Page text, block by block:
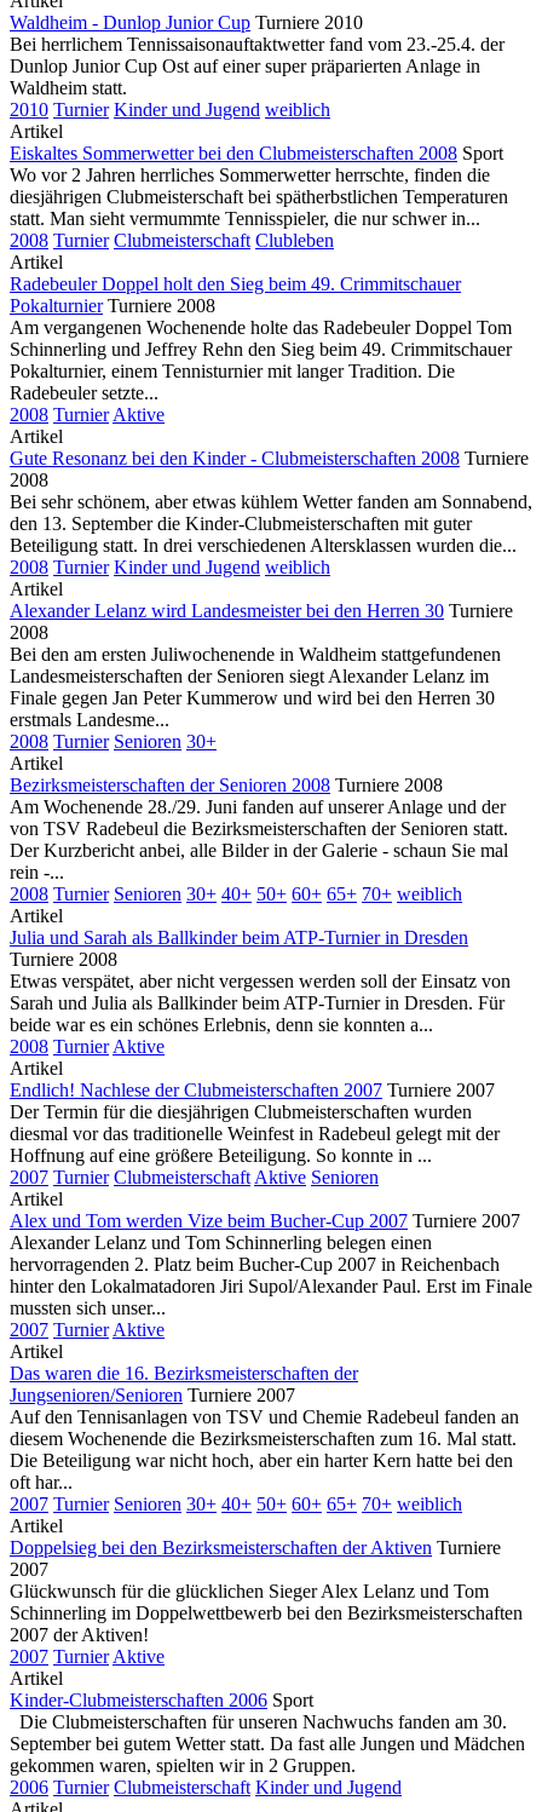
Waldheim - Dunlop Junior Cup Turniere 2010
Bei herrlichem Tennissaisonauftaktwetter fand vom 23.-25.4. der
Dunlop Junior Cup Ost auf einer super präparierten Anlage in
Waldheim statt.
2010 Turnier Kinder und Jugend weiblich
Artikel
Eiskaltes Sommerwetter bei den Clubmeisterschaften 2008 Sport
Wo vor 2 Jahren herrliches Sommerwetter herrschte, finden die
diesjährigen Clubmeisterschaft bei spätherbstlichen Temperaturen
statt. Man sieht vermummte Tennisspieler, die nur schwer in...
2008 Turnier Clubmeisterschaft Clubleben
Artikel
Radebeuler Doppel holt den Sieg beim 49. Crimmitschauer
Pokalturnier Turniere 2008
Am vergangenen Wochenende holte das Radebeuler Doppel Tom
Schinnerling und Jeffrey Rehn den Sieg beim 49. Crimmitschauer
Pokalturnier, einem Tennisturnier mit langer Tradition. Die
Radebeuler setzte...
2008 Turnier Aktive
Artikel
Gute Resonanz bei den Kinder - Clubmeisterschaften 2008 Turniere
2008
Bei sehr schönem, aber etwas kühlem Wetter fanden am Sonnabend,
den 13. September die Kinder-Clubmeisterschaften mit guter
Beteiligung statt. In drei verschiedenen Altersklassen wurden die...
2008 Turnier Kinder und Jugend weiblich
Artikel
Alexander Lelanz wird Landesmeister bei den Herren 30 Turniere
2008
Bei den am ersten Juliwochenende in Waldheim stattgefundenen
Landesmeisterschaften der Senioren siegt Alexander Lelanz im
Finale gegen Jan Peter Kummerow und wird bei den Herren 30
erstmals Landesme...
2008 Turnier Senioren 30+
Artikel
Bezirksmeisterschaften der Senioren 2008 Turniere 2008
Am Wochenende 28./29. Juni fanden auf unserer Anlage und der
von TSV Radebeul die Bezirksmeisterschaften der Senioren statt.
Der Kurzbericht anbei, alle Bilder in der Galerie - schaun Sie mal
rein -...
2008 Turnier Senioren 30+ 40+ 50+ 60+ 65+ 70+ weiblich
Artikel
Julia und Sarah als Ballkinder beim ATP-Turnier in Dresden
Turniere 2008
Etwas verspätet, aber nicht vergessen werden soll der Einsatz von
Sarah und Julia als Ballkinder beim ATP-Turnier in Dresden. Für
beide war es ein schönes Erlebnis, denn sie konnten a...
2008 Turnier Aktive
Artikel
Endlich! Nachlese der Clubmeisterschaften 2007 Turniere 2007
Der Termin für die diesjährigen Clubmeisterschaften wurden
diesmal vor das traditionelle Weinfest in Radebeul gelegt mit der
Hoffnung auf eine größere Beteiligung. So konnte in ...
2007 Turnier Clubmeisterschaft Aktive Senioren
Artikel
Alex und Tom werden Vize beim Bucher-Cup 2007 Turniere 2007
Alexander Lelanz und Tom Schinnerling belegen einen
hervorragenden 2. Platz beim Bucher-Cup 2007 in Reichenbach
hinter den Lokalmatadoren Jiri Supol/Alexander Paul. Erst im Finale
mussten sich unser...
2007 Turnier Aktive
Artikel
Das waren die 16. Bezirksmeisterschaften der
Jungsenioren/Senioren Turniere 2007
Auf den Tennisanlagen von TSV und Chemie Radebeul fanden an
diesem Wochenende die Bezirksmeisterschaften zum 16. Mal statt.
Die Beteiligung war nicht hoch, aber ein harter Kern hatte bei den
oft har...
2007 Turnier Senioren 30+ 40+ 50+ 60+ 65+ 70+ weiblich
Artikel
Doppelsieg bei den Bezirksmeisterschaften der Aktiven Turniere
2007
Glückwunsch für die glücklichen Sieger Alex Lelanz und Tom
Schinnerling im Doppelwettbewerb bei den Bezirksmeisterschaften
2007 der Aktiven!
2007 Turnier Aktive
Artikel
Kinder-Clubmeisterschaften 2006 Sport
Die Clubmeisterschaften für unseren Nachwuchs fanden am 30.
September bei gutem Wetter statt. Da fast alle Jungen und Mädchen
gekommen waren, spielten wir in 2 Gruppen.
2006 Turnier Clubmeisterschaft Kinder und Jugend